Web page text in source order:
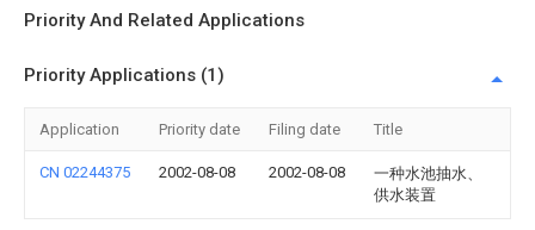
Priority And Related Applications
Priority Applications (1)
Application Priority date Filing date Title
CN 02244375 2002-08-08 2002-08-08
一种水池抽水、
供水装置